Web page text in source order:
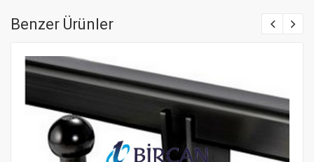
Benzer Ürünler